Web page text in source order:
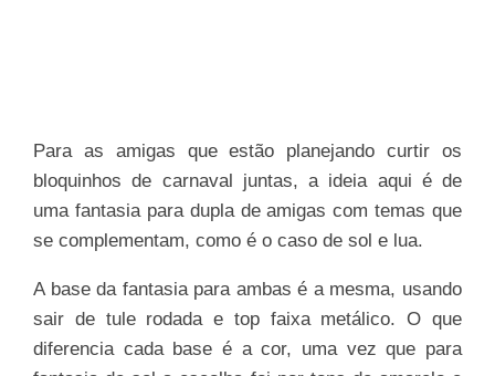
Para as amigas que estão planejando curtir os
bloquinhos de carnaval juntas, a ideia aqui é de
uma fantasia para dupla de amigas com temas que
se complementam, como é o caso de sol e lua.
A base da fantasia para ambas é a mesma, usando
sair de tule rodada e top faixa metálico. O que
diferencia cada base é a cor, uma vez que para